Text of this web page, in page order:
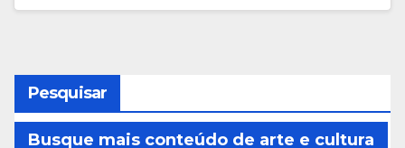
Pesquisar
Busque mais conteúdo de arte e cultura